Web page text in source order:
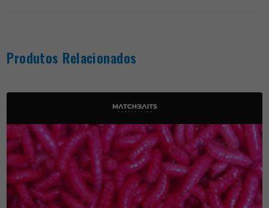
Produtos Relacionados